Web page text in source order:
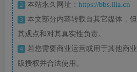
2 本站永久网址： https://bbs.llla.cn
3
本文部分内容转载自其它媒体，
其观点和对其真实性负责。
4
若您需要商业运营或用于其他商
版授权并合法使用。